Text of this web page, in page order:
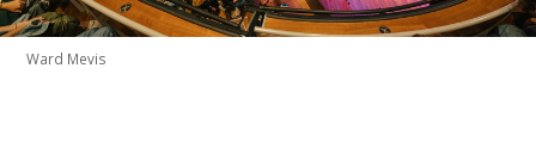
Ward Mevis